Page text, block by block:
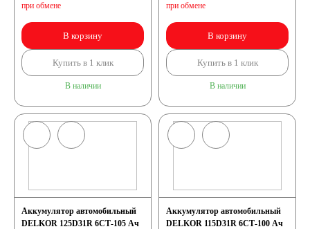
при обмене
В корзину
Купить в 1 клик
В наличии
при обмене
В корзину
Купить в 1 клик
В наличии
Аккумулятор автомобильный
DELKOR 125D31R 6СТ-105 Ач
Аккумулятор автомобильный
DELKOR 115D31R 6СТ-100 Ач